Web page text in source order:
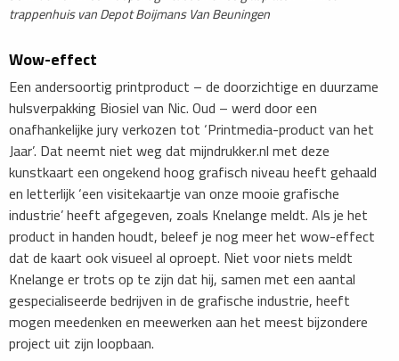
trappenhuis van Depot Boijmans Van Beuningen
Wow-effect
Een andersoortig printproduct – de doorzichtige en duurzame
hulsverpakking Biosiel van Nic. Oud – werd door een
onafhankelijke jury verkozen tot ‘Printmedia-product van het
Jaar’. Dat neemt niet weg dat mijndrukker.nl met deze
kunstkaart een ongekend hoog grafisch niveau heeft gehaald
en letterlijk ‘een visitekaartje van onze mooie grafische
industrie’ heeft afgegeven, zoals Knelange meldt. Als je het
product in handen houdt, beleef je nog meer het wow-effect
dat de kaart ook visueel al oproept. Niet voor niets meldt
Knelange er trots op te zijn dat hij, samen met een aantal
gespecialiseerde bedrijven in de grafische industrie, heeft
mogen meedenken en meewerken aan het meest bijzondere
project uit zijn loopbaan.